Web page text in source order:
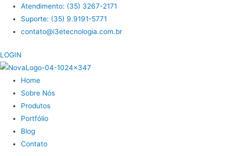
Atendimento: (35) 3267-2171
Suporte: (35) 9.9191-5771
contato@i3etecnologia.com.br
LOGIN
Home
Sobre Nós
Produtos
Portfólio
Blog
Contato